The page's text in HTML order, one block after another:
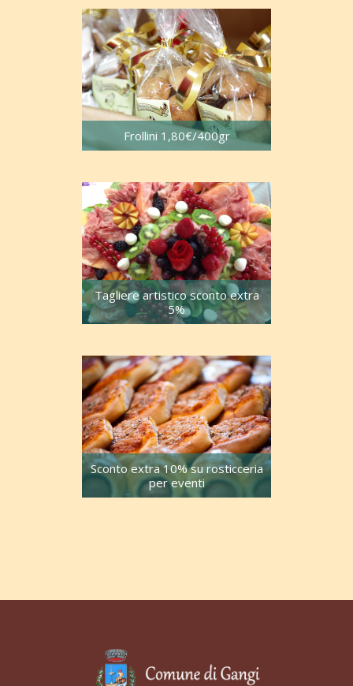
Frollini 1,80€/400gr
Tagliere artistico sconto extra
5%
Sconto extra 10% su rosticceria
per eventi